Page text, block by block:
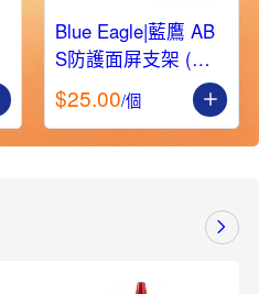
Blue Eagle|藍鷹 AB
S防護面屏支架 (適
配FC系列面屏) A2
$25.00/個